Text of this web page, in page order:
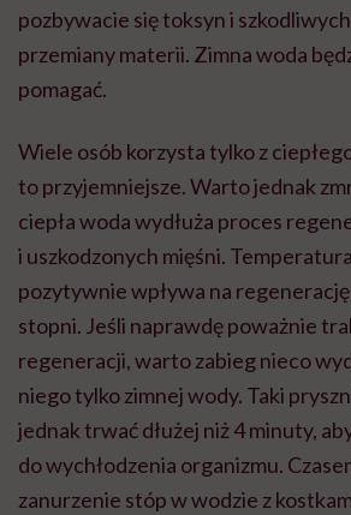
pozbywacie się toksyn i
przemiany materii. Zimna woda
pomagać.
Wiele osób korzysta tylko z
to przyjemniejsze. Warto jednak
ciepła woda wydłuża proces
i uszkodzonych mięśni.
pozytywnie wpływa na
stopni. Jeśli naprawdę poważnie
regeneracji, warto zabieg nieco
niego tylko zimnej wody. Taki
jednak trwać dłużej niż 4 minuty,
do wychłodzenia organizmu.
zanurzenie stóp w wodzie z